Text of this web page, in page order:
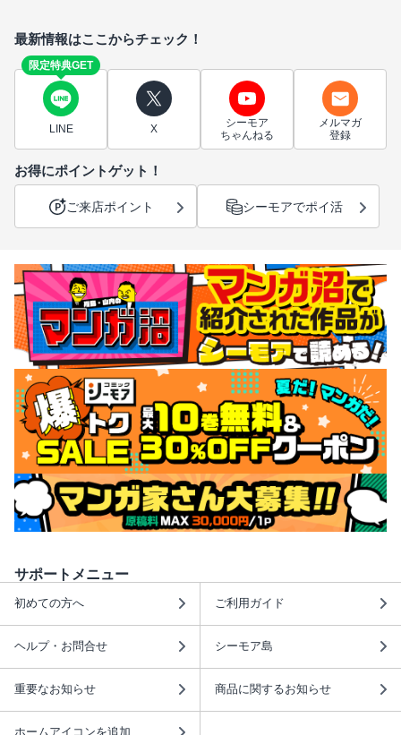
最新情報はここからチェック！
限定特典GET
LINE X
シーモア
ちゃんねる
メルマガ
登録
お得にポイントゲット！
ご来店ポイント シーモアでポイ活
サポートメニュー
初めての方へ ご利用ガイド
ヘルプ・お問合せ シーモア島
重要なお知らせ 商品に関するお知らせ
ホームアイコンを追加